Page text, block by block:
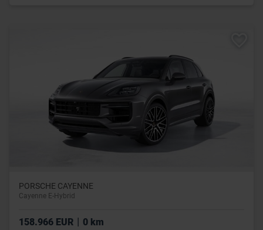
PORSCHE CAYENNE
Cayenne E-Hybrid
158.966 EUR | 0 km